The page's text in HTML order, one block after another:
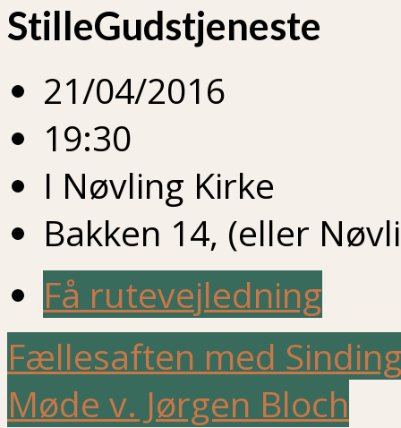
StilleGudstjeneste
21/04/2016
19:30
I Nøvling Kirke
Bakken 14, (eller
Få rutevejledning
Fællesaften med
Møde v. Jørgen Bloch